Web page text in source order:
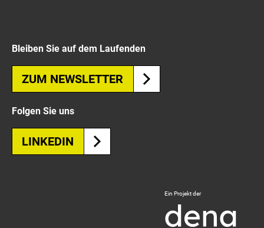
Bleiben Sie auf dem Laufenden
ZUM NEWSLETTER
Folgen Sie uns
LINKEDIN
Logo
Deutsche
Energie-
Ein Projekt der